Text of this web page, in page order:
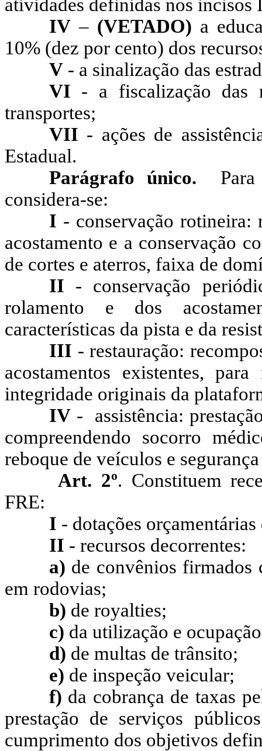
atividades definidas nos incisos
IV–(VETADO) a
10% (dez por cento) dos
V- a sinalização das
VI - a fiscalização das
transportes;
VII - ações de
Estadual.
Parágrafo único.
considera-se:
I - conservação rotineira:
acostamento e a conservação
de cortes e aterros, faixa de
II - conservação
rolamento e dos
características da pista e da
III - restauração:
acostamentos existentes,
integridade originais da
IV-
assistência:
compreendendo socorro
reboque de veículos e
Art. 2º. Constituem
FRE:
I - dotações
II - recursos decorrentes:
a) de convênios firmados
em rodovias;
b) de royalties;
c) da utilização e
d) de multas de trânsito;
e) de inspeção veicular;
f) da cobrança de taxas
prestação de serviços
cumprimento dos objetivos